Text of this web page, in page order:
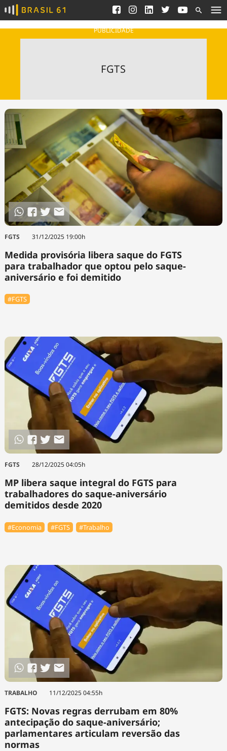
Ver todas as notícias
Podcasts
Congresso Nacional e
nossos líderes.
Acesse
Saneamento
Indicadores
Blog
Expediente
Trabalhe no Brasil 61
Contato
Agronegócios
Brasil
Brasil Mineral
Ciência &
Tecnologia
Cinema
Comportamento
Cultura
Economia
Educação
Infraestrutura
Meio Ambiente
Podcast
Política
Saúde
PUBLICIDADE
FGTS
FGTS 31/12/2025 19:00h
Medida provisória libera saque do FGTS
para trabalhador que optou pelo saque-
aniversário e foi demitido
#FGTS
FGTS 28/12/2025 04:05h
MP libera saque integral do FGTS para
trabalhadores do saque-aniversário
demitidos desde 2020
#Economia #FGTS #Trabalho
TRABALHO 11/12/2025 04:55h
FGTS: Novas regras derrubam em 80%
antecipação do saque-aniversário;
parlamentares articulam reversão das
normas